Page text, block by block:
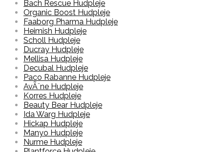
Bach Rescue Hudpleje
Organic Boost Hudpleje
Faaborg Pharma Hudpleje
Heimish Hudpleje
Scholl Hudpleje
Ducray Hudpleje
Mellisa Hudpleje
Decubal Hudpleje
Paco Rabanne Hudpleje
AvÃ¨ne Hudpleje
Korres Hudpleje
Beauty Bear Hudpleje
Ida Warg Hudpleje
Hickap Hudpleje
Manyo Hudpleje
Nurme Hudpleje